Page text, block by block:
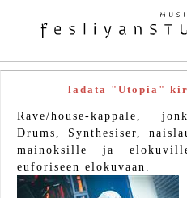
ladata "Utopia"
Rave/house-kappale,
Drums, Synthesiser,
mainoksille ja
euforiseen elokuvaan.